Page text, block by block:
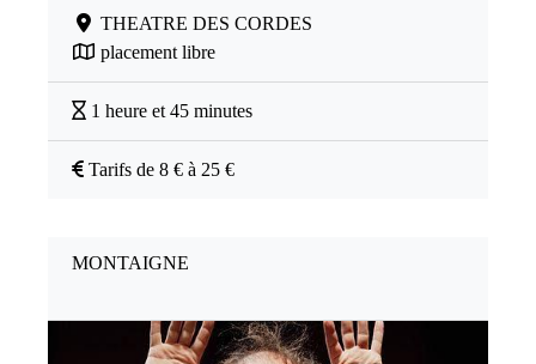
THEATRE DES CORDES
placement libre
1 heure et 45 minutes
Tarifs de 8 € à 25 €
MONTAIGNE